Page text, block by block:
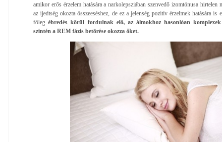
amikor erős érzelem hatására a narkolepsziában szenvedő izomtónusa hirtelen
az ijedtség okozta összeeséshez, de ez a jelenség pozitív érzelmek hatására
főlegébredés körül fordulnak elő, az álmokhoz hasonlóan komplexek
szintén a REM fázis betörése okozza őket.